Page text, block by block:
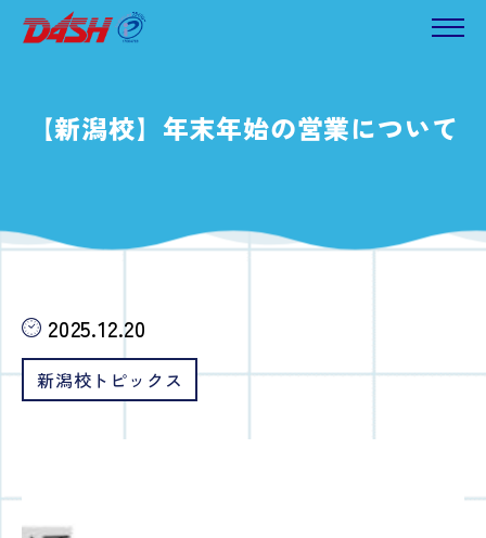
【新潟校】年末年始の営業について
2025.12.20
新潟校トピックス